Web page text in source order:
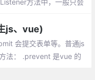
js、vue)
会提交表单等。普通js
法： .prevent 是vue 的